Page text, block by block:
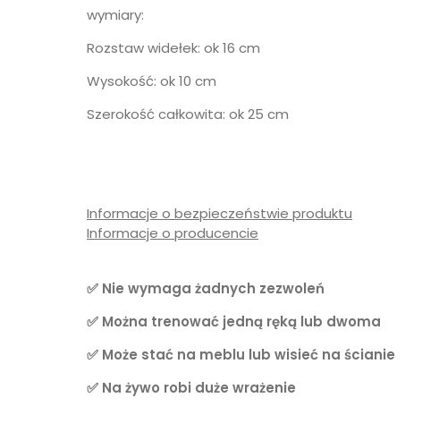
wymiary:
Rozstaw widełek: ok 16 cm
Wysokość: ok 10 cm
Szerokość całkowita: ok 25 cm
Informacje o bezpieczeństwie produktu
Informacje o producencie
✅ Nie wymaga żadnych zezwoleń
✅ Można trenować jedną ręką lub dwoma
✅ Może stać na meblu lub wisieć na ścianie
✅ Na żywo robi duże wrażenie